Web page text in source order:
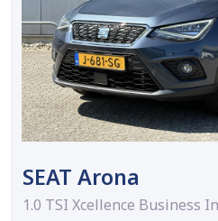
SEAT Arona
1.0 TSI Xcellence Business